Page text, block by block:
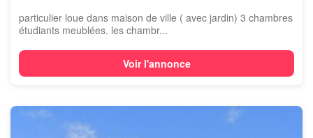
particulier loue dans maison de ville ( avec jardin) 3 chambres
étudiants meublées. les chambr...
Voir l'annonce